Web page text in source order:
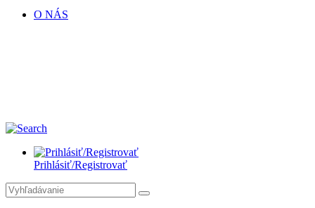
O NÁS
Prihlásiť/Registrovať